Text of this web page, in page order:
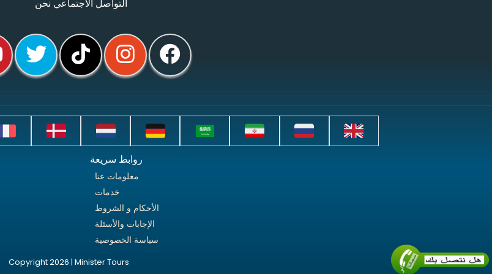
التواصل الاجتماعي نحن
روابط سريعة
معلومات عنا
خدمات
الأحكام و الشروط
الإجابات والأسئلة
سياسة الخصوصية
Copyright 2026 | Minister Tours